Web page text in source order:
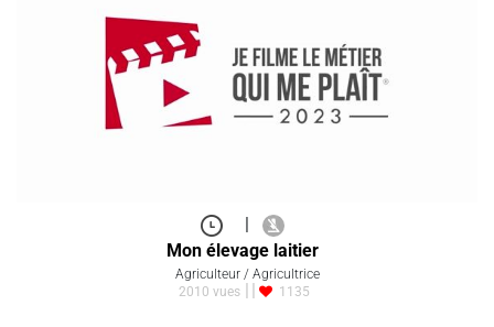
Mon élevage laitier
Agriculteur / Agricultrice
2010 vues
1135